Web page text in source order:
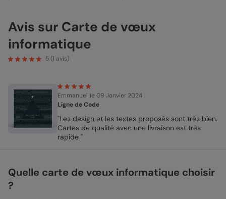
Avis sur Carte de vœux
informatique
5(1 avis)
Emmanuel le 09 Janvier 2024
Ligne de Code
"Les design et les textes proposés sont très bien.
Cartes de qualité avec une livraison est très
rapide "
Quelle carte de vœux informatique choisir
?